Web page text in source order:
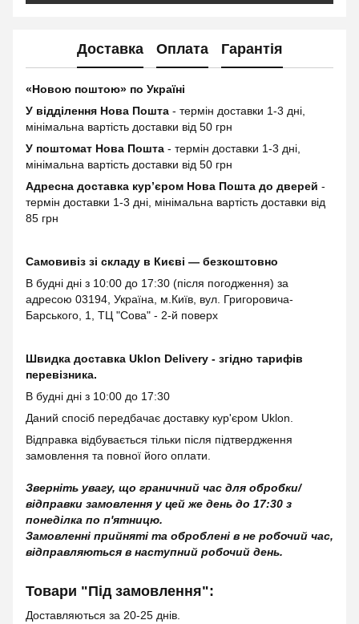
Доставка Оплата Гарантія
«Новою поштою» по Україні
У відділення Нова Пошта - термін доставки 1-3 дні,
мінімальна вартість доставки від 50 грн
У поштомат Нова Пошта - термін доставки 1-3 дні,
мінімальна вартість доставки від 50 грн
Адресна доставка курʼєром Нова Пошта до дверей -
термін доставки 1-3 дні, мінімальна вартість доставки від
85 грн
Самовивіз зі складу в Києві — безкоштовно
В будні дні з 10:00 до 17:30 (після погодження) за
адресою 03194, Україна, м.Київ, вул. Григоровича-
Барського, 1, ТЦ "Сова" - 2-й поверх
Швидка доставка Uklon Delivery - згідно тарифів
перевізника.
В будні дні з 10:00 до 17:30
Даний спосіб передбачає доставку кур'єром Uklon.
Відправка відбувається тільки після підтвердження
замовлення та повної його оплати.
Зверніть увагу, що граничний час для обробки/
відправки замовлення у цей же день до 17:30 з
понеділка по п'ятницю.
Замовленні прийняті та оброблені в не робочий час,
відправляються в наступний робочий день.
Товари "Під замовлення":
Доставляються за 20-25 днів.